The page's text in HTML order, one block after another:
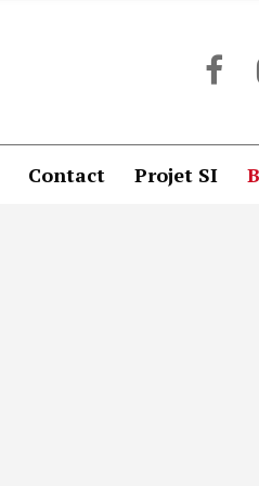
Contact Projet SI